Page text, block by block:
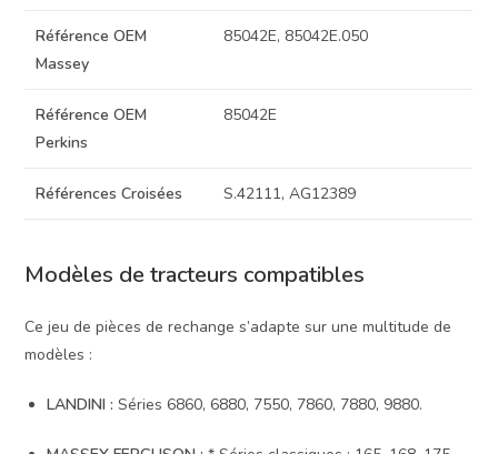
Référence OEM
Massey
85042E, 85042E.050
Référence OEM
Perkins
85042E
Références Croisées S.42111, AG12389
Modèles de tracteurs compatibles
Ce jeu de pièces de rechange s’adapte sur une multitude de
modèles :
LANDINI : Séries 6860, 6880, 7550, 7860, 7880, 9880.